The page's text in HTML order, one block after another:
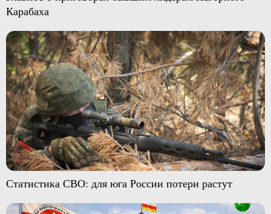
Карабаха
Статистика СВО: для юга России потери растут